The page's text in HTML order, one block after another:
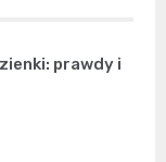
prawdy i